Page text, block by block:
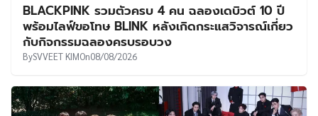
BLACKPINK รวมตัวครบ 4 คน ฉลองเดบิวต์ 10 ปี
พร้อมไลฟ์ขอโทษ BLINK หลังเกิดกระแสวิจารณ์เกี่ยว
กับกิจกรรมฉลองครบรอบวง
BySVVEET KIMOn08/08/2026